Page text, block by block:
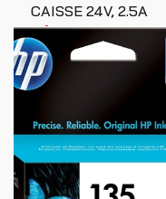
CAISSE 24V, 2.5A
Réf : 00210